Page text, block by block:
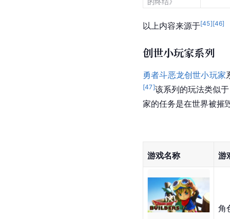
以上内容来源于[45][46]
创世小玩家系列
勇者斗恶龙创世小玩家
[47]该系列的玩法类似
家的任务是在世界被摧
游戏名称 游
角